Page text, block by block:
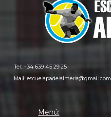
Tel: +34 639 45 29 25
Mail:escuelapadelalmeria@gmail.com
Menú: